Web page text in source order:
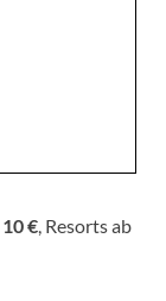
10 €, Resorts ab